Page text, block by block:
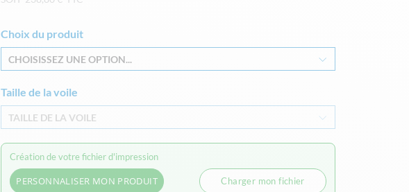
Choix du produit
CHOISISSEZ UNE OPTION...
Taille de la voile
TAILLE DE LA VOILE
Création de votre fichier d'impression
PERSONNALISER MON PRODUIT Charger mon fichier